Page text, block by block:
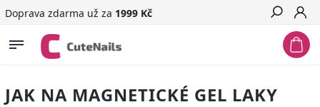
Doprava zdarma už za 1999 Kč
Hledat
JAK NA MAGNETICKÉ GEL LAKY